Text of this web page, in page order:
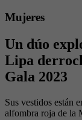
Mujeres
Un dúo
Lipa
Gala 2023
Sus vestidos están
alfombra roja de la